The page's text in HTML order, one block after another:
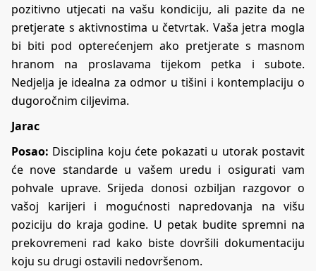
pozitivno utjecati na vašu kondiciju, ali pazite da ne
pretjerate s aktivnostima u četvrtak. Vaša jetra mogla
bi biti pod opterećenjem ako pretjerate s masnom
hranom na proslavama tijekom petka i subote.
Nedjelja je idealna za odmor u tišini i kontemplaciju o
dugoročnim ciljevima.
Jarac
Posao: Disciplina koju ćete pokazati u utorak postavit
će nove standarde u vašem uredu i osigurati vam
pohvale uprave. Srijeda donosi ozbiljan razgovor o
vašoj karijeri i mogućnosti napredovanja na višu
poziciju do kraja godine. U petak budite spremni na
prekovremeni rad kako biste dovršili dokumentaciju
koju su drugi ostavili nedovršenom.